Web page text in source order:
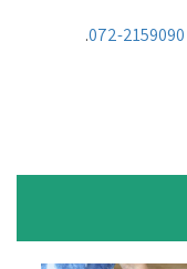
072-2159090
.